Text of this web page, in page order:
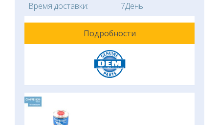
Время доставки:
7День
Подробности